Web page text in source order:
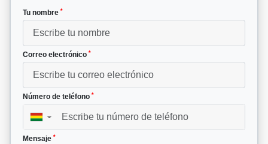
Tu nombre *
Correo electrónico *
Número de teléfono *
▼
Mensaje *